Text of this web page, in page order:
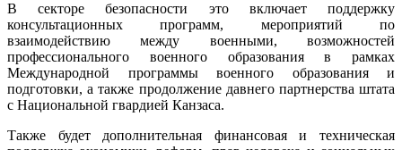
В секторе безопасности это включает поддержку
консультационных программ, мероприятий по
взаимодействию между военными, возможностей
профессионального военного образования в рамках
Международной программы военного образования и
подготовки, а также продолжение давнего партнерства штата
с Национальной гвардией Канзаса.
Также будет дополнительная финансовая и техническая